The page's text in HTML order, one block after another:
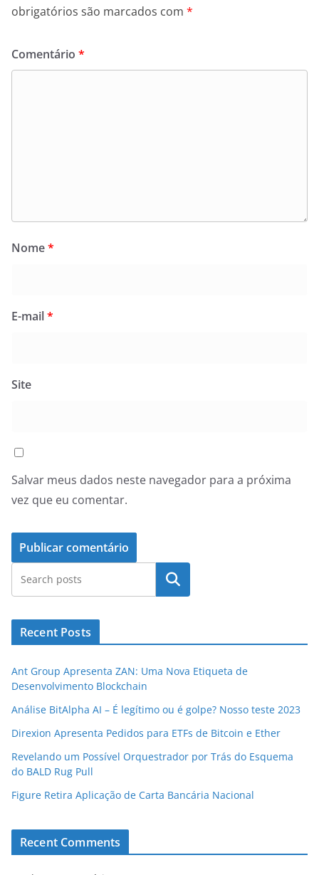
obrigatórios são marcados com *
Comentário *
Nome*
E-mail*
Site
Salvar meus dados neste navegador para a próxima
vez que eu comentar.
Pesquisar
Recent Posts
Ant Group Apresenta ZAN: Uma Nova Etiqueta de
Desenvolvimento Blockchain
Análise BitAlpha AI – É legítimo ou é golpe? Nosso teste 2023
Direxion Apresenta Pedidos para ETFs de Bitcoin e Ether
Revelando um Possível Orquestrador por Trás do Esquema
do BALD Rug Pull
Figure Retira Aplicação de Carta Bancária Nacional
Recent Comments